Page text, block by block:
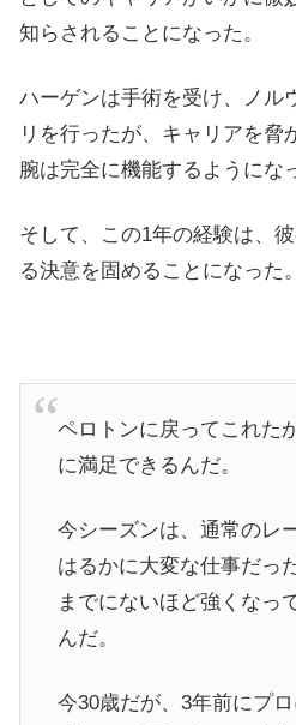
知らされることになった。
ハーゲンは手術を受け、ノル
リを行ったが、キャリアを脅
腕は完全に機能するようにな
そして、この1年の経験は、
る決意を固めることになった。
ペロトンに戻ってこれた
に満足できるんだ。
今シーズンは、通常のレ
はるかに大変な仕事だっ
までにないほど強くなっ
んだ。
今30歳だが、3年前にプロ